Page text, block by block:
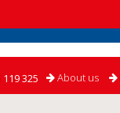
119 325 About us